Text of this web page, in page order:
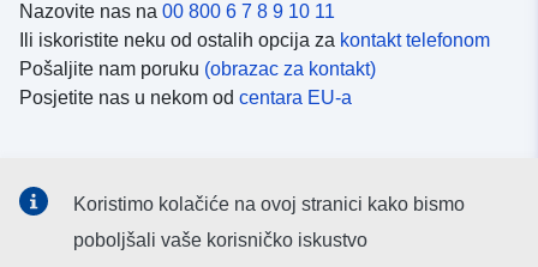
Nazovite nas na 00 800 6 7 8 9 10 11
Ili iskoristite neku od ostalih opcija za kontakt telefonom
Pošaljite nam poruku (obrazac za kontakt)
Posjetite nas u nekom od centara EU-a
Potražite kanale EU-a nadruštvenim mrežama
Koristimo kolačiće na ovoj stranici kako bismo
poboljšali vaše korisničko iskustvo